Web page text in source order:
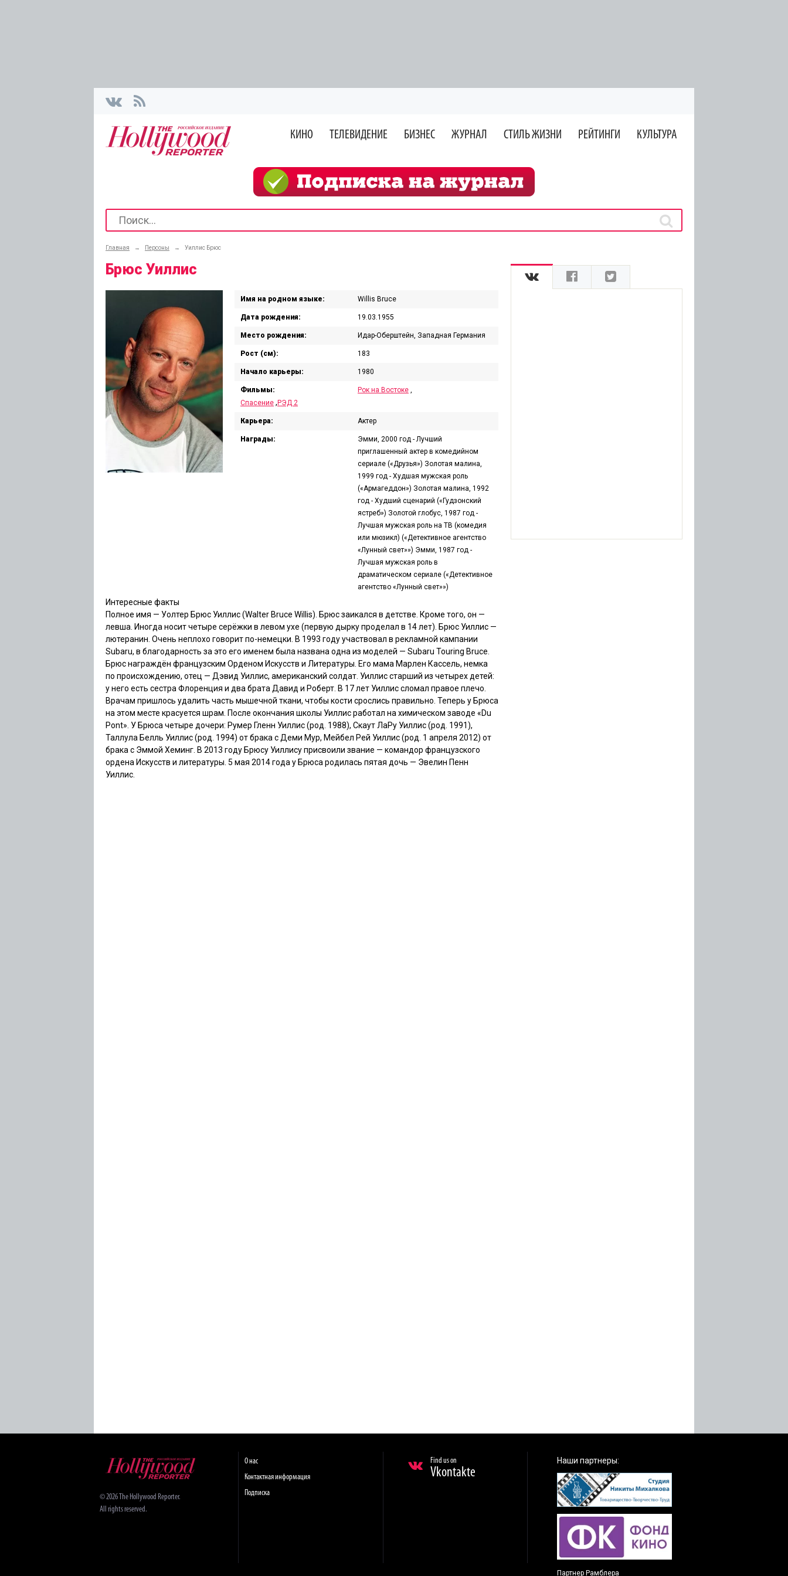
КИНО ТЕЛЕВИДЕНИЕ БИЗНЕС ЖУРНАЛ СТИЛЬ ЖИЗНИ РЕЙТИНГИ КУЛЬТУРА
Главная → Персоны → Уиллис Брюс
Брюс Уиллис
Имя на родном языке: Willis Bruce
Дата рождения: 19.03.1955
Место рождения: Идар-Оберштейн, Западная Германия
Рост (см): 183
Начало карьеры: 1980
Фильмы: Рок на Востоке ,
Спасение , РЭД 2
Карьера: Актер
Награды:
Эмми, 2000 год - Лучший
приглашенный актер в комедийном
сериале («Друзья») Золотая малина,
1999 год - Худшая мужская роль
(«Армагеддон») Золотая малина, 1992
год - Худший сценарий («Гудзонский
ястреб») Золотой глобус, 1987 год -
Лучшая мужская роль на ТВ (комедия
или мюзикл) («Детективное агентство
«Лунный свет»») Эмми, 1987 год -
Лучшая мужская роль в
драматическом сериале («Детективное
агентство «Лунный свет»»)
Интересные факты
Полное имя — Уолтер Брюс Уиллис (Walter Bruce Willis). Брюс заикался в детстве. Кроме того, он —
левша. Иногда носит четыре серёжки в левом ухе (первую дырку проделал в 14 лет). Брюс Уиллис —
лютеранин. Очень неплохо говорит по-немецки. В 1993 году участвовал в рекламной кампании
Subaru, в благодарность за это его именем была названа одна из моделей — Subaru Touring Bruce.
Брюс награждён французским Орденом Искусств и Литературы. Его мама Марлен Кассель, немка
по происхождению, отец — Дэвид Уиллис, американский солдат. Уиллис старший из четырех детей:
у него есть сестра Флоренция и два брата Давид и Роберт. В 17 лет Уиллис сломал правое плечо.
Врачам пришлось удалить часть мышечной ткани, чтобы кости срослись правильно. Теперь у Брюса
на этом месте красуется шрам. После окончания школы Уиллис работал на химическом заводе «Du
Pont». У Брюса четыре дочери: Румер Гленн Уиллис (род. 1988), Скаут ЛаРу Уиллис (род. 1991),
Таллула Белль Уиллис (род. 1994) от брака с Деми Мур, Мейбел Рей Уиллис (род. 1 апреля 2012) от
брака с Эммой Хеминг. В 2013 году Брюсу Уиллису присвоили звание — командор французского
ордена Искусств и литературы. 5 мая 2014 года у Брюса родилась пятая дочь — Эвелин Пенн
Уиллис.
© 2026 The Hollywood Reporter.
All rights reserved.
О нас
Контактная информация
Подписка
Find us on
Vkontakte
Наши партнеры:
Партнер Рамблера